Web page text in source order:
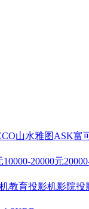
山水雅图ASK富
10000-20000元
教育投影机影院投